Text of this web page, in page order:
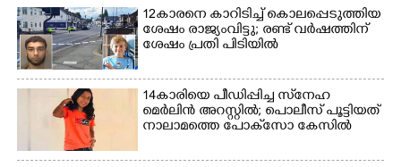
12കാരനെ കാറിടിച്ച് കൊലപ്പെടുത്തിയ
ശേഷം രാജ്യംവിട്ടു; രണ്ട് വർഷത്തിന്
ശേഷം പ്രതി പിടിയിൽ
14കാരിയെ പീഡിപ്പിച്ച സ്‌നേഹ
മെർലിൻ അറസ്റ്റിൽ; പൊലീസ് പൂട്ടിയത്
നാലാമത്തെ പോക്‌സോ കേസിൽ